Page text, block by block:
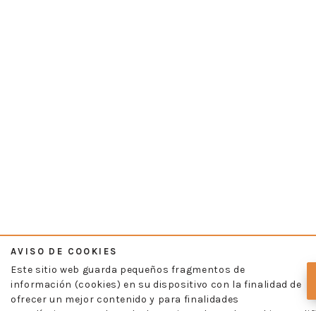
AVISO DE COOKIES
Este sitio web guarda pequeños fragmentos de
información (cookies) en su dispositivo con la finalidad de
ofrecer un mejor contenido y para finalidades